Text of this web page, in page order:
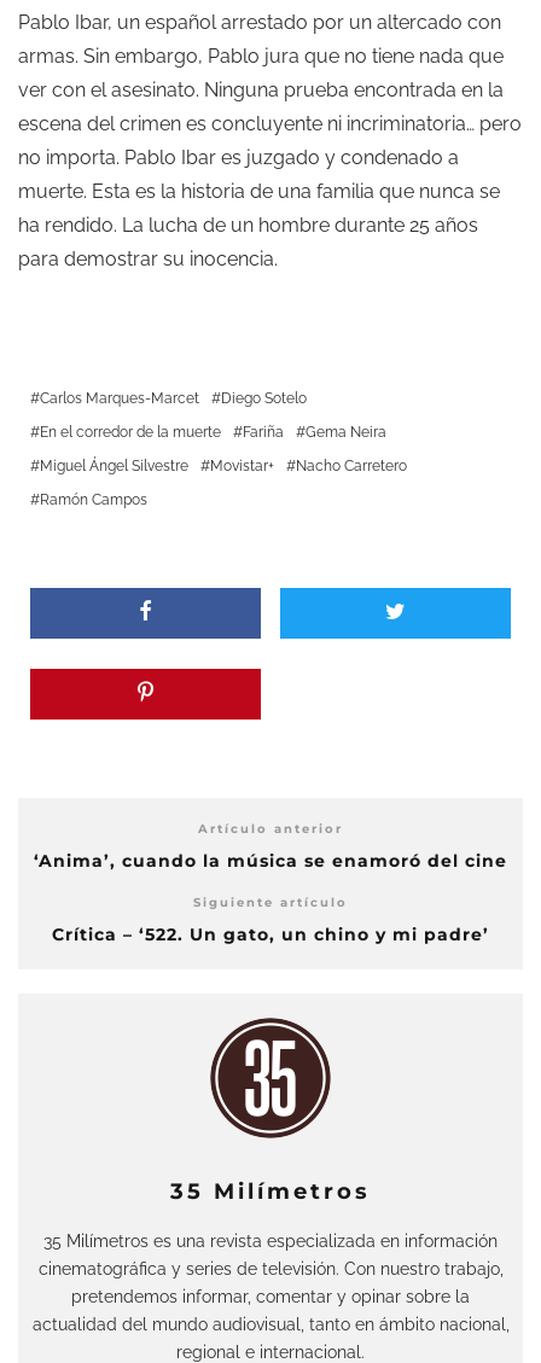
Pablo Ibar, un español arrestado por un altercado con
armas. Sin embargo, Pablo jura que no tiene nada que
ver con el asesinato. Ninguna prueba encontrada en la
escena del crimen es concluyente ni incriminatoria… pero
no importa. Pablo Ibar es juzgado y condenado a
muerte. Esta es la historia de una familia que nunca se
ha rendido. La lucha de un hombre durante 25 años
para demostrar su inocencia.
Carlos Marques-Marcet
Diego Sotelo
En el corredor de la muerte
Fariña
Gema Neira
Miguel Ángel Silvestre
Movistar+
Nacho Carretero
Ramón Campos
Artículo anterior
‘Anima’, cuando la música se enamoró del cine
Siguiente artículo
Crítica – ‘522. Un gato, un chino y mi padre’
35 Milímetros
35 Milímetros es una revista especializada en información
cinematográfica y series de televisión. Con nuestro trabajo,
pretendemos informar, comentar y opinar sobre la
actualidad del mundo audiovisual, tanto en ámbito nacional,
regional e internacional.